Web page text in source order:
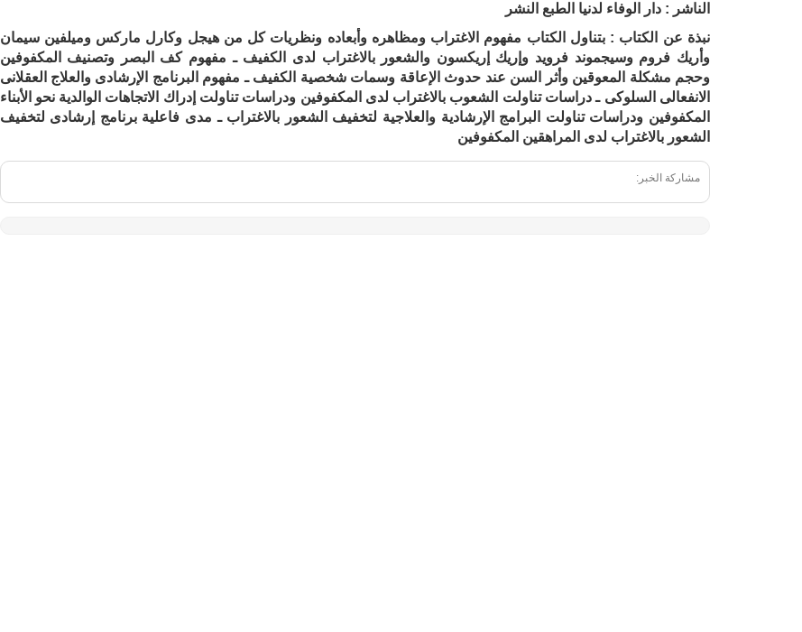
الناشر : دار الوفاء لدنيا الطبع النشر
نبذة عن الكتاب : بتناول الكتاب مفهوم الاغتراب ومظاهره وأبعاده ونظريات كل من هيجل وكارل ماركس وميلفين سيمان
وأريك فروم وسيجموند فرويد وإريك إريكسون والشعور بالاغتراب لدى الكفيف ـ مفهوم كف البصر وتصنيف المكفوفين
وحجم مشكلة المعوقين وأثر السن عند حدوث الإعاقة وسمات شخصية الكفيف ـ مفهوم البرنامج الإرشادى والعلاج العقلانى
الانفعالى السلوكى ـ دراسات تناولت الشعوب بالاغتراب لدى المكفوفين ودراسات تناولت إدراك الاتجاهات الوالدية نحو الأبناء
المكفوفين ودراسات تناولت البرامج الإرشادية والعلاجية لتخفيف الشعور بالاغتراب ـ مدى فاعلية برنامج إرشادى لتخفيف
الشعور بالاغتراب لدى المراهقين المكفوفين
مشاركة الخبر: